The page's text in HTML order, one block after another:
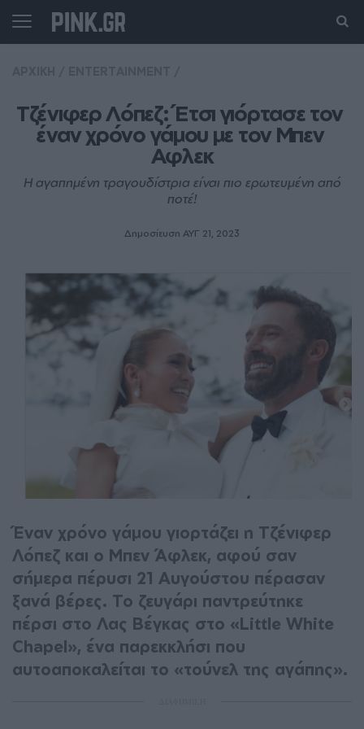
Τζένιφερ Λόπεζ: Έτσι γιόρτασε τον
έναν χρόνο γάμου με τον Μπεν
Αφλεκ
Η αγαπημένη τραγουδίστρια είναι πιο ερωτευμένη από
ποτέ!
Δημοσίευση ΑΥΓ 21, 2023
Έναν χρόνο γάμου γιορτάζει η Τζένιφερ
Λόπεζ και ο Μπεν Άφλεκ, αφού σαν
σήμερα πέρυσι 21 Αυγούστου πέρασαν
ξανά βέρες. Το ζευγάρι παντρεύτηκε
πέρσι στο Λας Βέγκας στο «Little White
Chapel», ένα παρεκκλήσι που
αυτοαποκαλείται το «τούνελ της αγάπης».